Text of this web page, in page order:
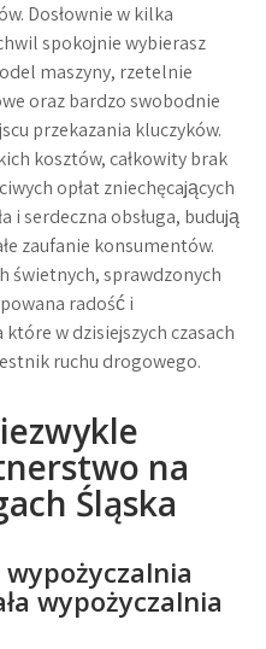
Dosłownie w kilka
spokojnie wybierasz
maszyny, rzetelnie
oraz bardzo swobodnie
przekazania kluczyków.
kosztów, całkowity brak
opłat zniechęcających
i serdeczna obsługa, budują
zaufanie konsumentów.
świetnych, sprawdzonych
radość i
w dzisiejszych czasach
ruchu drogowego.
na
Śląska
wypożyczalnia
wypożyczalnia